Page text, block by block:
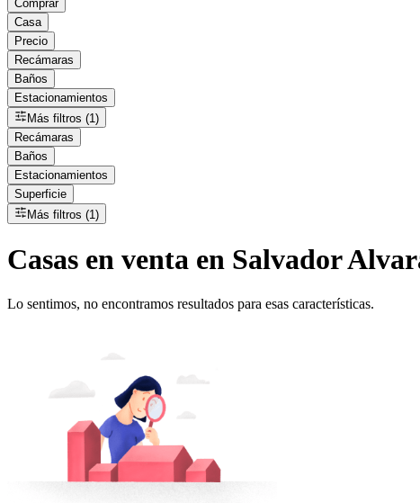
Comprar
Casa
Precio
Recámaras
Baños
Estacionamientos
Más filtros (1)
Recámaras
Baños
Estacionamientos
Superficie
Más filtros (1)
Casas en venta en Salvador
Lo sentimos, no encontramos resultados para esas características.